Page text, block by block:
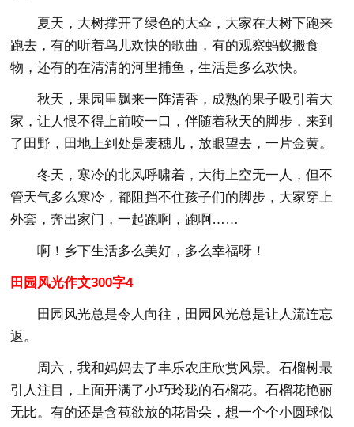
夏天，大树撑开了绿色的大伞，大家在大树下跑来
跑去，有的听着鸟儿欢快的歌曲，有的观察蚂蚁搬食
物，还有的在清清的河里捕鱼，生活是多么欢快。
秋天，果园里飘来一阵清香，成熟的果子吸引着大
家，让人恨不得上前咬一口，伴随着秋天的脚步，来到
了田野，田地上到处是麦穗儿，放眼望去，一片金黄。
冬天，寒冷的北风呼啸着，大街上空无一人，但不
管天气多么寒冷，都阻挡不住孩子们的脚步，大家穿上
外套，奔出家门，一起跑啊，跑啊……
啊！乡下生活多么美好，多么幸福呀！
田园风光作文300字4
田园风光总是令人向往，田园风光总是让人流连忘
返。
周六，我和妈妈去了丰乐农庄欣赏风景。石榴树最
引人注目，上面开满了小巧玲珑的石榴花。石榴花艳丽
无比。有的还是含苞欲放的花骨朵，想一个个小圆球似